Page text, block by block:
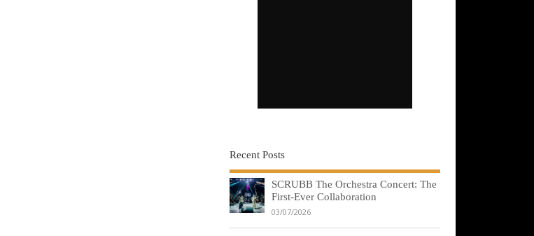
Recent Posts
SCRUBB The Orchestra Concert: The
First-Ever Collaboration
03/07/2026